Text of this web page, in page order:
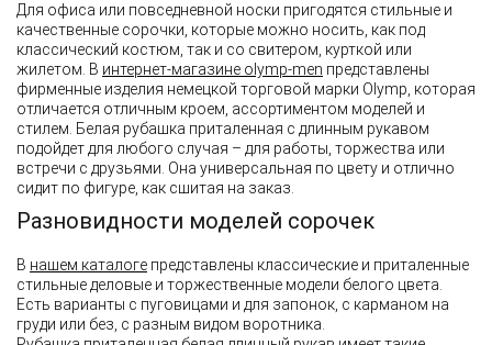
Для офиса или повседневной носки пригодятся стильные и
качественные сорочки, которые можно носить, как под
классический костюм, так и со свитером, курткой или
жилетом. В интернет-магазине olymp-men представлены
фирменные изделия немецкой торговой марки Olymp, которая
отличается отличным кроем, ассортиментом моделей и
стилем. Белая рубашка приталенная с длинным рукавом
подойдет для любого случая – для работы, торжества или
встречи с друзьями. Она универсальная по цвету и отлично
сидит по фигуре, как сшитая на заказ.
Разновидности моделей сорочек
В нашем каталоге представлены классические и приталенные
стильные деловые и торжественные модели белого цвета.
Есть варианты с пуговицами и для запонок, с карманом на
груди или без, с разным видом воротника.